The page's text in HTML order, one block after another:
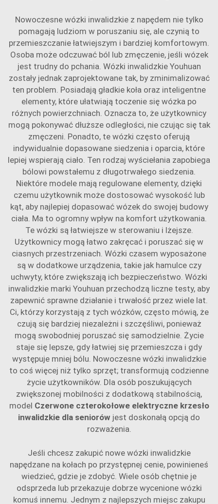
Nowoczesne wózki inwalidzkie z napędem nie tylko
pomagają ludziom w poruszaniu się, ale czynią to
przemieszczanie łatwiejszym i bardziej komfortowym.
Osoba może odczuwać ból lub zmęczenie, jeśli wózek
jest trudny do pchania. Wózki inwalidzkie Youhuan
zostały jednak zaprojektowane tak, by zminimalizować
ten problem. Posiadają gładkie koła oraz inteligentne
elementy, które ułatwiają toczenie się wózka po
różnych powierzchniach. Oznacza to, że użytkownicy
mogą pokonywać dłuższe odległości, nie czując się tak
zmęczeni. Ponadto, te wózki często oferują
indywidualnie dopasowane siedzenia i oparcia, które
lepiej wspierają ciało. Ten rodzaj wyściełania zapobiega
bólowi powstałemu z długotrwałego siedzenia.
Niektóre modele mają regulowane elementy, dzięki
czemu użytkownik może dostosować wysokość lub
kąt, aby najlepiej dopasować wózek do swojej budowy
ciała. Ma to ogromny wpływ na komfort użytkowania.
Te wózki są łatwiejsze w sterowaniu i lżejsze.
Użytkownicy mogą łatwo zakręcać i poruszać się w
ciasnych przestrzeniach. Wózki czasem wyposażone
są w dodatkowe urządzenia, takie jak hamulce czy
uchwyty, które zwiększają ich bezpieczeństwo. Wózki
inwalidzkie marki Youhuan przechodzą liczne testy, aby
zapewnić sprawne działanie i trwałość przez wiele lat.
Ci, którzy korzystają z tych wózków, często mówią, że
czują się bardziej niezależni i szczęśliwi, ponieważ
mogą swobodniej poruszać się samodzielnie. Życie
staje się lepsze, gdy łatwiej się przemieszcza i gdy
występuje mniej bólu. Nowoczesne wózki inwalidzkie
to coś więcej niż tylko sprzęt; transformują codzienne
życie użytkowników. Dla osób poszukujących
zwiększonej mobilności z dodatkową stabilnością,
model Czerwone czterokołowe elektryczne krzesło
inwalidzkie dla seniorów jest doskonałą opcją do
rozważenia.
Jeśli chcesz zakupić nowe wózki inwalidzkie
napędzane na kołach po przystępnej cenie, powinieneś
wiedzieć, gdzie je zdobyć. Wiele osób chętnie je
odsprzeda lub przekazuje dobrze wycenione wózki
komuś innemu. Jednym z najlepszych miejsc zakupu